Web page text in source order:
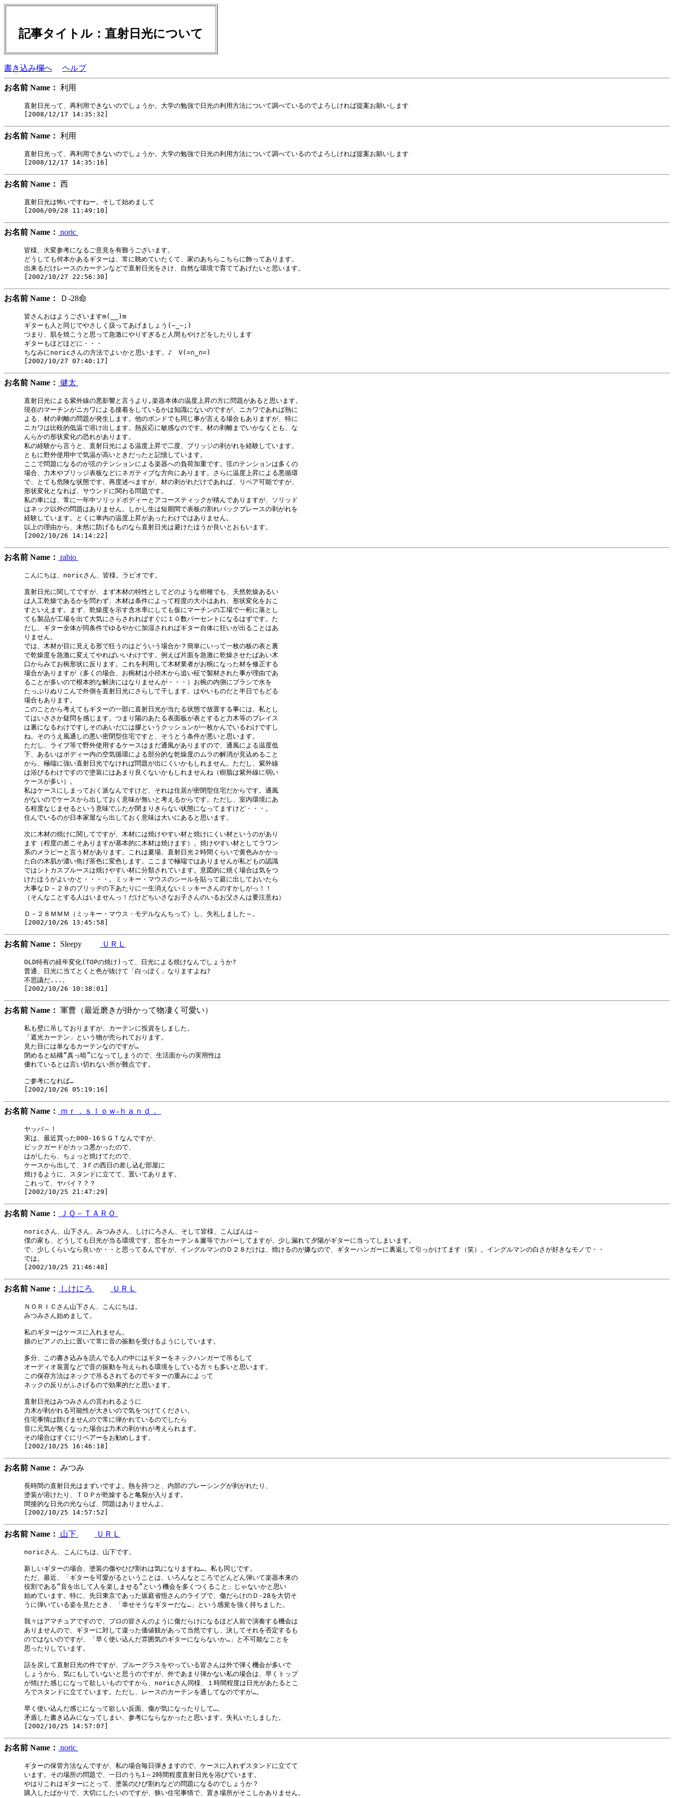
記事タイトル：直射日光について
書き込み欄へ ヘルプ
お名前 Name： 利用
直射日光って、再利用できないのでしょうか。大学の勉強で日光の利用方法について調べているのでよろしければ提案お願いします
お名前 Name： 利用
直射日光って、再利用できないのでしょうか。大学の勉強で日光の利用方法について調べているのでよろしければ提案お願いします
お名前 Name： 西
直射日光は怖いですねー。そして始めまして
お名前 Name： noric
皆様、大変参考になるご意見を有難うございます。
どうしても何本かあるギターは、常に眺めていたくて、家のあちらこちらに飾ってあります。
出来るだけレースのカーテンなどで直射日光をさけ、自然な環境で育ててあげたいと思います。
お名前 Name： Ｄ-28命
皆さんおはようございますm(__)m
ギターも人と同じでやさしく扱ってあげましょう(~_~;)
つまり、肌を焼こうと思って急激にやりすぎると人間もやけどをしたりします
ギターもほどほどに・・・
ちなみにnoricさんの方法でよいかと思います。♪　V(=∩_∩=)
お名前 Name： 健太
直射日光による紫外線の悪影響と言うより,楽器本体の温度上昇の方に問題があると思います。
現在のマーチンがニカワによる接着をしているかは知識にないのですが、ニカワであれば熱に
よる、材の剥離の問題が発生します。他のボンドでも同じ事が言える場合もありますが、特に
ニカワは比較的低温で溶け出します。熱反応に敏感なのです。材の剥離までいかなくとも、な
んらかの形状変化の恐れがあります。
私の経験から言うと、直射日光による温度上昇で二度、ブリッジの剥がれを経験しています。
ともに野外使用中で気温が高いときだったと記憶しています。
ここで問題になるのが弦のテンションによる楽器への負荷加重です。弦のテンションは多くの
場合、力木やブリッジ表板などにネガティブな方向にあります。さらに温度上昇による悪循環
で、とても危険な状態です。再度述べますが、材の剥がれだけであれば、リペア可能ですが、
形状変化となれば、サウンドに関わる問題です。
私の車には、常に一年中ソリッドボディーとアコースティックが積んでありますが、ソリッド
はネック以外の問題はありません。しかし生は短期間で表板の割れバックブレースの剥がれを
経験しています。とくに車内の温度上昇があったわけではありません。
以上の理由から、未然に防げるものなら直射日光は避けたほうが良いとおもいます。
お名前 Name： rabio
こんにちは、noricさん、皆様。ラビオです。
直射日光に関してですが、まず木材の特性としてどのような樹種でも、天然乾燥あるい
は人工乾燥であるかを問わず、木材は条件によって程度の大小はあれ、形状変化をおこ
すといえます。まず、乾燥度を示す含水率にしても仮にマーチンの工場で一桁に落とし
ても製品が工場を出て大気にさらされればすぐに１０数パーセントになるはずです。た
だし、ギター全体が同条件でゆるやかに加湿されればギター自体に狂いが出ることはあ
りません。
では、木材が目に見える形で狂うのはどういう場合か？簡単にいって一枚の板の表と裏
で乾燥度を急激に変えてやればいいわけです。例えば片面を急激に乾燥させたばあい木
口からみてお椀形状に反ります。これを利用して木材業者がお椀になった材を修正する
場合がありますが（多くの場合、お椀材は小径木から追い柾で製材された事が理由であ
ることが多いので根本的な解決にはなりませんが・・・）お椀の内側にブラシで水を
たっぷりぬりこんで外側を直射日光にさらして干します。はやいものだと半日でもどる
場合もあります。
このことから考えてもギターの一部に直射日光が当たる状態で放置する事には、私とし
てはいささか疑問を感じます。つまり陽のあたる表面板が表とすると力木等のブレイス
は裏になるわけですしそのあいだには膠というクッションが一枚かんでいるわけですし
ね。そのうえ風通しの悪い密閉型住宅ですと、そうとう条件が悪いと思います。
ただし、ライブ等で野外使用するケースはまだ通風がありますので、通風による温度低
下、あるいはボディー内の空気循環による部分的な乾燥度のムラの解消が見込めること
から、極端に強い直射日光でなければ問題が出にくいかもしれません。ただし、紫外線
は浴びるわけですので塗装にはあまり良くないかもしれませんね（樹脂は紫外線に弱い
ケースが多い）。
私はケースにしまっておく派なんですけど、それは住居が密閉型住宅だからです。通風
がないのでケースから出しておく意味が無いと考えるからです。ただし、室内環境にあ
る程度なじませるという意味でふたが閉まりきらない状態になってますけど・・・。
住んでいるのが日本家屋なら出しておく意味は大いにあると思います。
次に木材の焼けに関してですが、木材には焼けやすい材と焼けにくい材というのがあり
ます（程度の差こそありますが基本的に木材は焼けます）。焼けやすい材としてラワン
系のメラピーと言う材があります。これは夏場、直射日光２時間くらいで黄色みかかっ
た白の木肌が濃い焦げ茶色に変色します。ここまで極端ではありませんが私どもの認識
ではシトカスプルースは焼けやすい材に分類されています。意図的に焼く場合は気をつ
けたほうがよいかと・・・・。ミッキー・マウスのシールを貼って庭に出しておいたら
大事なＤ－２８のブリッヂの下あたりに一生消えないミッキーさんのすかしがっ！！
（そんなことする人はいませんっ！だけどちいさなお子さんのいるお父さんは要注意ね）
Ｄ－２８ＭＭＭ（ミッキー・マウス・モデルなんちって）し、失礼しました～。
お名前 Name： Sleepy ＵＲＬ
OLD特有の経年変化(TOPの焼け)って、日光による焼けなんでしょうか?
普通、日光に当てとくと色が抜けて「白っぽく」なりますよね?
不思議だ...。
お名前 Name： 軍曹（最近磨きが掛かって物凄く可愛い）
私も壁に吊しておりますが、カーテンに投資をしました。
「遮光カーテン」という物が売られております。
見た目には単なるカーテンなのですが…
閉めると結構“真っ暗”になってしまうので、生活面からの実用性は
優れているとは言い切れない所が難点です。
ご参考になれば…
お名前 Name： ｍｒ．ｓｌｏｗ-ｈａｎｄ．
ヤッバ～！
実は、最近買った000-16ＳＧＴなんですが、
ピックガードがカッコ悪かったので、
はがしたら、ちょっと焼けてたので、
ケースから出して、3Ｆの西日の差し込む部屋に
焼けるように、スタンドに立てて、置いてあります。
これって、ヤバイ？？？
お名前 Name： ＪＱ－ＴＡＲＯ
noricさん、山下さん、みつみさん、しけにろさん、そして皆様、こんばんは～
僕の家も、どうしても日光が当る環境です、窓をカーテン＆簾等でカバーしてますが、少し漏れて夕陽がギターに当ってしまいます。
で、少しくらいなら良いか・・と思ってるんですが、イングルマンのＤ２８だけは、焼けるのが嫌なので、ギターハンガーに裏返して引っかけてます（笑）。イングルマンの白さが好きなモノで・・
では。
お名前 Name： しけにろ ＵＲＬ
ＮＯＲＩＣさん山下さん、こんにちは。
みつみさん始めまして。
私のギターはケースに入れません。
娘のピアノの上に置いて常に音の振動を受けるようにしています。
多分、この書き込みを読んでる人の中にはギターをネックハンガーで吊るして
オーディオ装置などで音の振動を与えられる環境をしている方々も多いと思います。
この保存方法はネックで吊るされてるのでギターの重みによって
ネックの反りがふさげるので効果的だと思います。
直射日光はみつみさんの言われるように
力木が剥がれる可能性が大きいので気をつけてください。
住宅事情は防げませんので常に弾かれているのでしたら
音に元気が無くなった場合は力木の剥がれが考えられます。
その場合はすぐにリペアーをお勧めします。
お名前 Name： みつみ
長時間の直射日光はまずいですよ。熱を持つと、内部のブレーシングが剥がれたり、
塗装が溶けたり、ＴＯＰが乾燥すると亀裂が入ります。
間接的な日光の光ならば、問題はありませんよ。
お名前 Name： 山下 ＵＲＬ
noricさん、こんにちは。山下です。
新しいギターの場合、塗装の傷やひび割れは気になりますね…。私も同じです。
ただ、最近、「ギターを可愛がるということは、いろんなところでどんどん弾いて楽器本来の
役割である“音を出して人を楽しませる”という機会を多くつくること」じゃないかと思い
始めています。特に、先日東京であった坂庭省悟さんのライブで、傷だらけのＤ-28を大切そ
うに弾いている姿を見たとき、「幸せそうなギターだな…」という感覚を強く持ちました。
我々はアマチュアですので、プロの皆さんのように傷だらけになるほど人前で演奏する機会は
ありませんので、ギターに対して違った価値観があって当然ですし、決してそれを否定するも
のではないのですが、「早く使い込んだ雰囲気のギターにならないか…」と不可能なことを
思ったりしています。
話を戻して直射日光の件ですが、ブルーグラスをやっている皆さんは外で弾く機会が多いで
しょうから、気にもしていないと思うのですが、外であまり弾かない私の場合は、早くトップ
が焼けた感じになって欲しいものですから、noricさん同様、１時間程度は日光があたるとこ
ろでスタンドに立てています。ただし、レースのカーテンを通してなのですが…。
早く使い込んだ感じになって欲しい反面、傷が気になったりして…。
矛盾した書き込みになってしまい、参考にならなかったと思います。失礼いたしました。
お名前 Name： noric
ギターの保管方法なんですが、私の場合毎日弾きますので、ケースに入れずスタンドに立てて
います。その場所の問題で、一日のうち1～2時間程度直射日光を浴びています。
やはりこれはギターにとって、塗装のひび割れなどの問題になるのでしょうか？
購入したばかりで、大切にしたいのですが、狭い住宅事情で、置き場所がそこしかありません。